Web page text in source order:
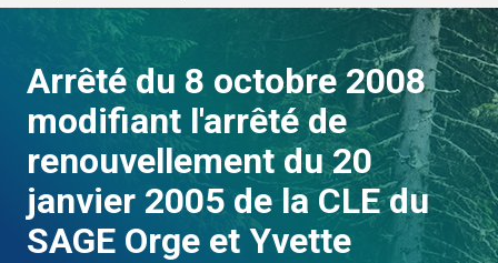
Arrêté du 8 octobre 2008
modifiant l'arrêté de
renouvellement du 20
janvier 2005 de la CLE du
SAGE Orge et Yvette